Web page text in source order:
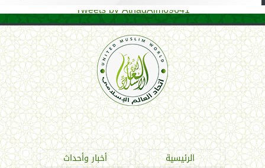
Tweets by AthadAlm69641
اتحاد العالم الإسلامي
الرئيسية
أخبار وأحداث